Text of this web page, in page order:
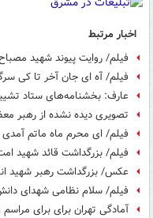
اخبار مرتبط
فیلم/ روایت پیوند شهید
فیلم/ آه ای جان آخر تا کی
عارف: بخشنامه‌های ستاد
تصویری دیده نشده از رهبر
فیلم/ ای محرم ماه ماتم
فیلم/ بزرگداشت قائد شهید
عکس/ بزرگداشت رهبر شهید
فیلم/ سلام نظامی شهدای
آمادگی تهران برای برای